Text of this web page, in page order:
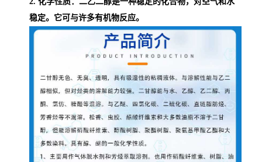
稳定。它可与许多有机物反应。